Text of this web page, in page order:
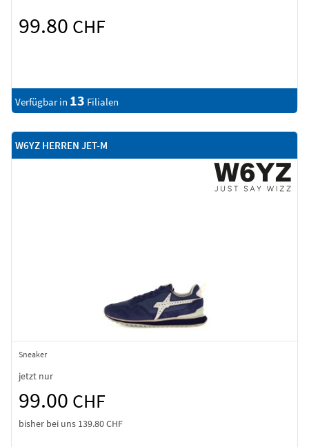
99.80 CHF
Verfügbar in 13 Filialen
W6YZ HERREN JET-M
Sneaker
jetzt nur
99.00 CHF
bisher bei uns 139.80 CHF